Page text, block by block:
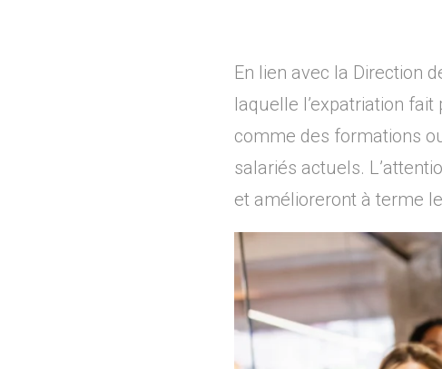
En lien avec la Direction
laquelle l’expatriation
comme des formations
salariés actuels.
et amélioreront à terme